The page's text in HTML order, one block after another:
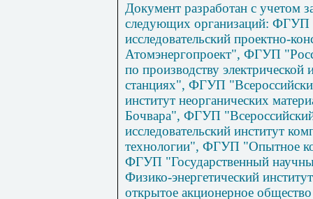
Документ разработан с учетом
следующих организаций: ФГУП
исследовательский проектно-
Атомэнергопроект", ФГУП
по производству
станциях", ФГУП
институт неорганических
Бочвара", ФГУП
исследовательский институт
технологии", ФГУП "Опытное
ФГУП "Государственный
Физико-энергетический
открытое акционерное